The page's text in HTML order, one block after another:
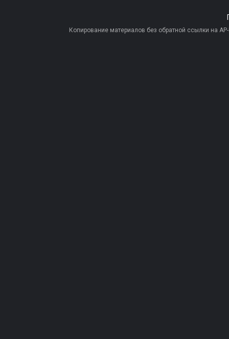
Копирование материалов без обратной ссылки на